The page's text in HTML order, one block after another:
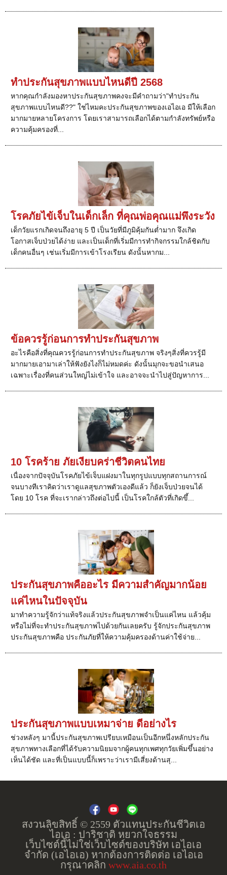
ทำประกันสุขภาพแบบไหนดีปี 2568
หากคุณกำลังมองหาประกันสุขภาพคงจะมีคำถามว่า"ทำประกัน
สุขภาพแบบไหนดี??" ใช่ไหมคะประกันสุขภาพของเอไอเอ มีให้เลือก
มากมายหลายโครงการ โดยเราสามารถเลือกได้ตามกำลังทรัพย์หรือ
ความคุ้มครองที่...
โรคภัยไข้เจ็บในเด็กเล็ก ที่คุณพ่อคุณแม่พึงระวัง
เด็กวัยแรกเกิดจนถึงอายุ 5 ปี เป็นวัยที่มีภูมิคุ้มกันต่ำมาก จึงเกิด
โอกาสเจ็บป่วยได้ง่าย และเป็นเด็กที่เริ่มมีการทำกิจกรรมใกล้ชิดกับ
เด็กคนอื่นๆ เช่นเริ่มมีการเข้าโรงเรียน ดังนั้นหากม...
ข้อควรรู้ก่อนการทำประกันสุขภาพ
อะไรคือสิ่งที่คุณควรรู้ก่อนการทำประกันสุขภาพ จริงๆสิ่งที่ควรรู้มี
มากมายเอามาเล่าให้ฟังยังไงก็ไม่หมดค่ะ ดังนั้นมุกจะขอนำเสนอ
เฉพาะเรื่องที่คนส่วนใหญ่ไม่เข้าใจ และอาจจะนำไปสู่ปัญหาการ...
10 โรคร้าย ภัยเงียบคร่าชีวิตคนไทย
เนื่องจากปัจจุบันโรคภัยไข้เจ็บแฝงมาในทุกรูปแบบทุกสถานการณ์
จนบางทีเราคิดว่าเราดูแลสุขภาพตัวเองดีแล้ว ก็ยังเจ็บป่วยจนได้
โดย 10 โรค ที่จะเรากล่าวถึงต่อไปนี้ เป็นโรคใกล้ตัวที่เกิดขึ้...
ประกันสุขภาพคืออะไร มีความสำคัญมากน้อย
แค่ไหนในปัจจุบัน
มาทำความรู้จักว่าแท้จริงแล้วประกันสุขภาพจำเป็นแค่ไหน แล้วคุ้ม
หรือไม่ที่จะทำประกันสุขภาพไปด้วยกันเลยครับ รู้จักประกันสุขภาพ
ประกันสุขภาพคือ ประกันภัยที่ให้ความคุ้มครองด้านค่าใช้จ่าย...
ประกันสุขภาพแบบเหมาจ่าย ดีอย่างไร
ช่วงหลังๆ มานี้ประกันสุขภาพเปรียบเหมือนเป็นอีกหนึ่งหลักประกัน
สุขภาพทางเลือกที่ได้รับความนิยมจากผู้คนทุกเพศทุกวัยเพิ่มขึ้นอย่าง
เห็นได้ชัด และที่เป็นแบบนี้ก็เพราะว่าเรามีเสี่ยงด้านสุ...
สงวนลิขสิทธิ์ © 2559 ตัวแทนประกันชีวิตเอ
ไอเอ : ปาริชาติ หยวกใจธรรม
เว็บไซต์นี้ไม่ใช่เว็บไซต์ของบริษัท เอไอเอ
จำกัด (เอไอเอ) หากต้องการติดต่อ เอไอเอ
กรุณาคลิก www.aia.co.th